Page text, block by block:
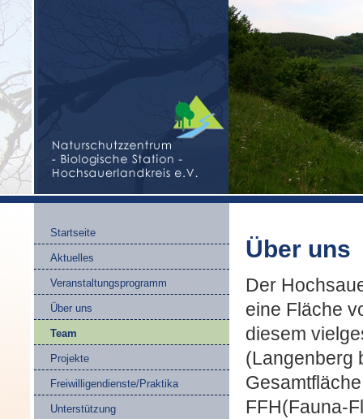
Startseite
Aktuelles
Veranstaltungsprogramm
Über uns
Team
Projekte
Freiwilligendienste/Praktika
Unterstützung
Über uns
Der
eine Fläche
diesem
(Langenberg
FFH(Fauna-